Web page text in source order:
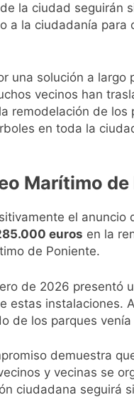
la ciudad seguirán
a la ciudadanía
una solución a largo
vecinos han
remodelación de
en toda la
Marítimo
el anuncio
euros en la
de Poniente.
de 2026 presentó
estas instalaciones.
de los parques
demuestra
y vecinas se
ciudadana seguirá